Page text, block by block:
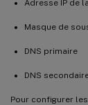
Adresse IP de
Masque de
DNS primaire
DNS
Pour configurer